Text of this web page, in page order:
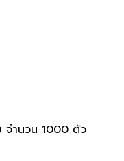
จำนวน 1000 ตัว